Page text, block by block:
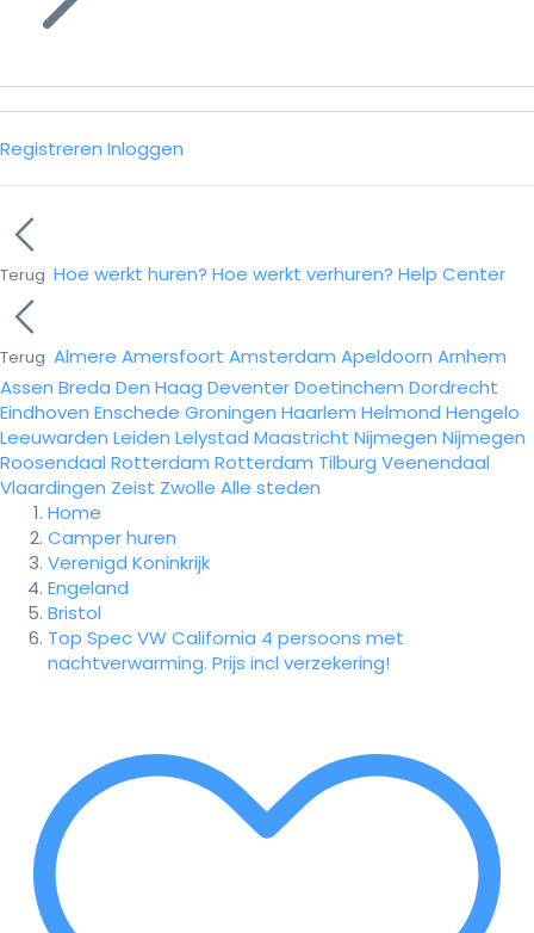
Registreren Inloggen
Terug Hoe werkt huren? Hoe werkt verhuren? Help Center
Terug Almere Amersfoort Amsterdam Apeldoorn Arnhem
Assen Breda Den Haag DeventerDoetinchem Dordrecht
Eindhoven Enschede Groningen Haarlem Helmond Hengelo
Leeuwarden Leiden Lelystad Maastricht Nijmegen Nijmegen
Roosendaal Rotterdam Rotterdam Tilburg Veenendaal
Vlaardingen Zeist Zwolle Alle steden
Home
Camper huren
Verenigd Koninkrijk
Engeland
Bristol
Top Spec VW California 4 persoons met
nachtverwarming. Prijs incl verzekering!